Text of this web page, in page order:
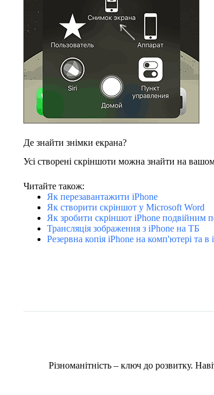
Де знайти знімки екрана?
Усі створені скріншоти можна знайти на
Читайте також:
Як перезавантажити iPhone
Як створити скріншот у Microsoft Word
Як зробити скріншот iPhone подвійним
Трансляція зображення з iPhone на ТБ
Резервна копія iPhone на комп'ютері та в
Різноманітність – ключ до розвитку.